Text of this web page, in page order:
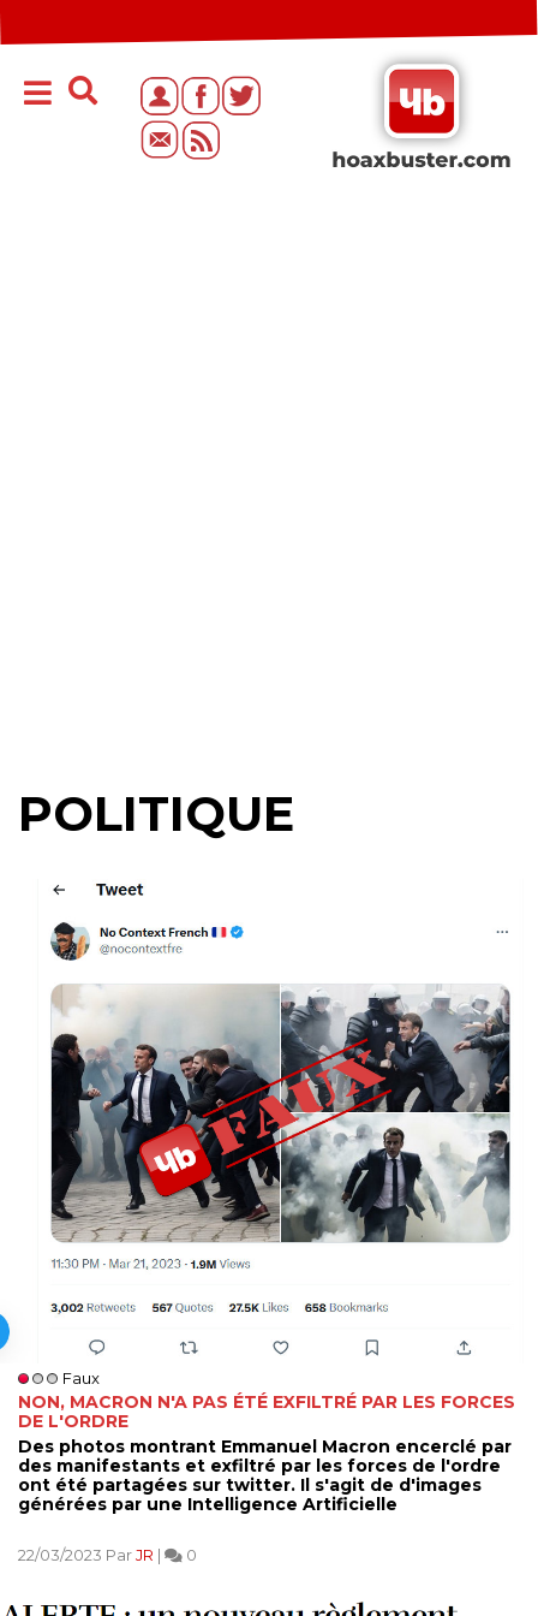
POLITIQUE
Faux
NON, MACRON N'A PAS ÉTÉ EXFILTRÉ PAR LES FORCES
DE L'ORDRE
Des photos montrant Emmanuel Macron encerclé par
des manifestants et exfiltré par les forces de l'ordre
ont été partagées sur twitter. Il s'agit de d'images
générées par une Intelligence Artificielle
22/03/2023 ParJR | 0